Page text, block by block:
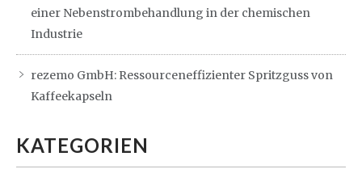
einer Nebenstrombehandlung in der chemischen
Industrie
rezemo GmbH: Ressourceneffizienter Spritzguss von
Kaffeekapseln
KATEGORIEN